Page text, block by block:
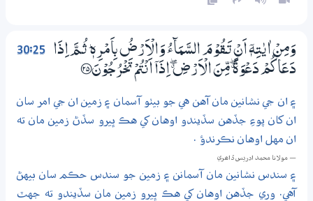
30:25
وَمِنْ اٰيٰتِهٖٓ اَنْ تَــقُوْمَ السَّمَاۗءُ وَالْاَرْضُ بِاَمْرِهٖ ۭ ثُـمَّ اِذَا
دَعَاكُمْ دَعْوَةً ڰ مِّنَ الْاَرْضِ ڰ اِذَآ اَنْتُمْ تَخْرُجُوْنَ ؀25
۽ ان جي نشانين مان آهن هي جو بيٺو آسمان ۽ زمين ان جي امر سان
ان کان پوءِ جڏهن سڏيندو اوهان کي هڪ ڀيرو سڏڻ زمين مان ته
ان مهل اوهان نڪرندؤ .
— مولانا محمد ادريس ڏاھري
۽ سندس نشانين مان آسمانن ۽ زمين جو سندس حڪم سان بيهڻ
آهي. وري جڏهن اوهان کي هڪ ڀيرو زمين مان سڏيندو ته جهٽ